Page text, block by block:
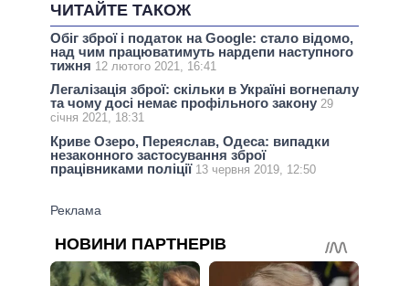
ЧИТАЙТЕ ТАКОЖ
Обіг зброї і податок на Google: стало відомо,
над чим працюватимуть нардепи наступного
тижня 12 лютого 2021, 16:41
Легалізація зброї: скільки в Україні вогнепалу
та чому досі немає профільного закону 29
січня 2021, 18:31
Криве Озеро, Переяслав, Одеса: випадки
незаконного застосування зброї
працівниками поліції 13 червня 2019, 12:50